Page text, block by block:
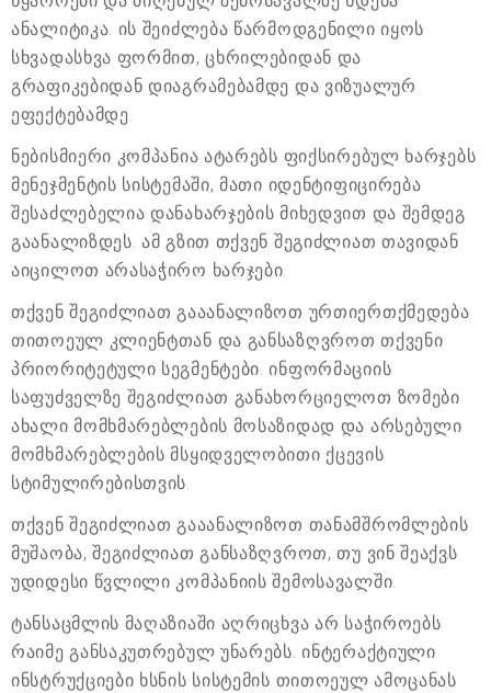
ანალიტიკა. ის შეიძლება წარმოდგენილი იყოს
სხვადასხვა ფორმით, ცხრილებიდან და
გრაფიკებიდან დიაგრამებამდე და ვიზუალურ
ეფექტებამდე.
ნებისმიერი კომპანია ატარებს ფიქსირებულ ხარჯებს
მენეჯმენტის სისტემაში, მათი იდენტიფიცირება
შესაძლებელია დანახარჯების მიხედვით და შემდეგ
გაანალიზდეს. ამ გზით თქვენ შეგიძლიათ თავიდან
აიცილოთ არასაჭირო ხარჯები.
თქვენ შეგიძლიათ გააანალიზოთ ურთიერთქმედება
თითოეულ კლიენტთან და განსაზღვროთ თქვენი
პრიორიტეტული სეგმენტები. ინფორმაციის
საფუძველზე შეგიძლიათ განახორციელოთ ზომები
ახალი მომხმარებლების მოსაზიდად და არსებული
მომხმარებლების მსყიდველობითი ქცევის
სტიმულირებისთვის.
თქვენ შეგიძლიათ გააანალიზოთ თანამშრომლების
მუშაობა, შეგიძლიათ განსაზღვროთ, თუ ვინ შეაქვს
უდიდესი წვლილი კომპანიის შემოსავალში.
ტანსაცმლის მაღაზიაში აღრიცხვა არ საჭიროებს
რაიმე განსაკუთრებულ უნარებს. ინტერაქტიული
ინსტრუქციები ხსნის სისტემის თითოეულ ამოცანას